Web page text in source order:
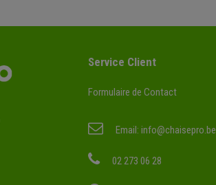
Service Client
Formulaire de Contact
Email: info@chaisepro.be
02 273 06 28